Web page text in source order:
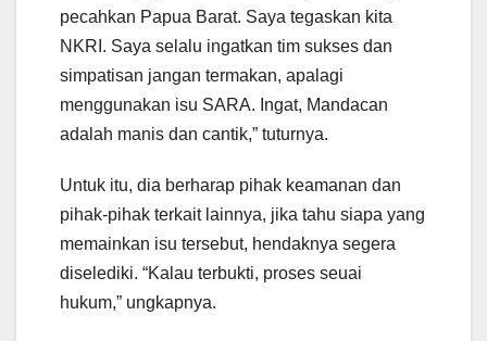
pecahkan Papua Barat. Saya tegaskan kita
NKRI. Saya selalu ingatkan tim sukses dan
simpatisan jangan termakan, apalagi
menggunakan isu SARA. Ingat, Mandacan
adalah manis dan cantik,” tuturnya.
Untuk itu, dia berharap pihak keamanan dan
pihak-pihak terkait lainnya, jika tahu siapa yang
memainkan isu tersebut, hendaknya segera
diselediki. “Kalau terbukti, proses seuai
hukum,” ungkapnya.